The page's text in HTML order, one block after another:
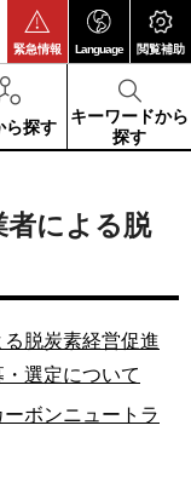
緊急情報 Language 閲覧補助
ら探す
キーワードから
探す
者による脱
る脱炭素経営促進
選定について
ボンニュートラ